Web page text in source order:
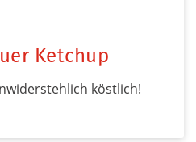
Ketchup
köstlich!